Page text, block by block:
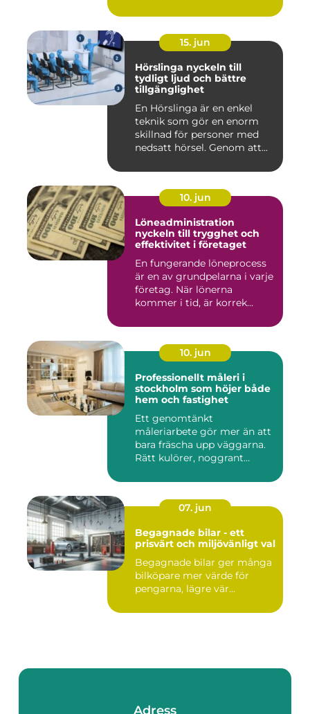
15. jun
Hörslinga nyckeln till
tydligt ljud och bättre
tillgänglighet
En Hörslinga är en enkel
teknik som gör en enorm
skillnad för personer med
nedsatt hörsel. Genom att...
10. jun
Löneadministration
nyckeln till trygghet och
effektivitet i företaget
En fungerande löneprocess
är en av grundpelarna i varje
företag. När lönerna
kommer i tid, är korrek...
10. jun
Professionellt måleri i
stockholm som höjer både
hem och fastighet
Ett genomtänkt
måleriarbete gör mer än att
bara fräscha upp väggarna.
Rätt kulörer, noggrant
07. jun
Begagnade bilar - ett
prisvärt och miljövänligt val
Begagnade bilar ger många
bilköpare mer värde för
pengarna, lägre vär...
Adress